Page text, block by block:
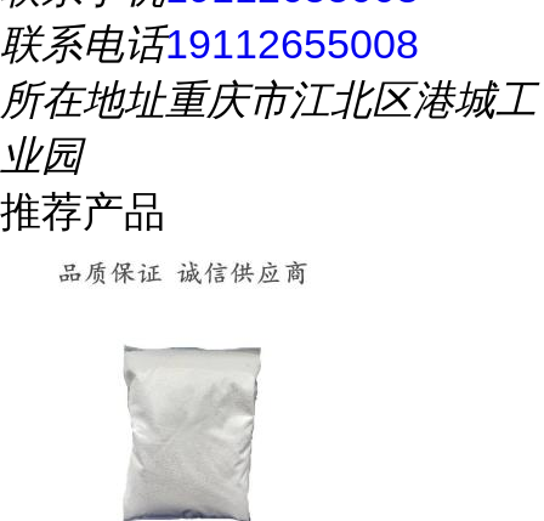
联系电话19112655008
所在地址重庆市江北区港城工
业园
推荐产品